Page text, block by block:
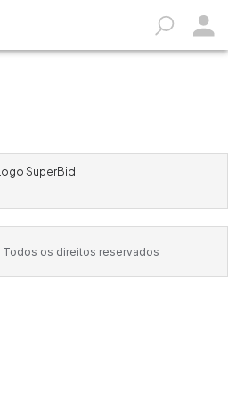
Todos os direitos reservados